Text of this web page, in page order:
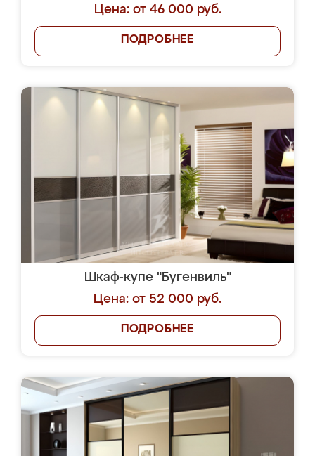
Цена: от 46 000 руб.
ПОДРОБНЕЕ
Шкаф-купе "Бугенвиль"
Цена: от 52 000 руб.
ПОДРОБНЕЕ